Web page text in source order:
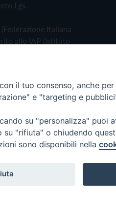
Lgs.
Italiana
allo IAP (Istituto
il tuo consenso, anche
e "targeting e
su "personalizza" puoi
"rifiuta" o chiudendo
sono disponibili nella